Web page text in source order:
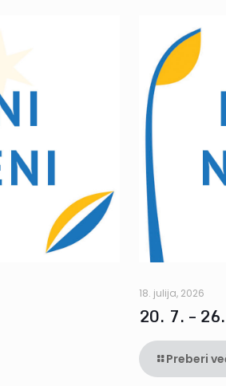
18. julija, 2026
20. 7. –
Preberi